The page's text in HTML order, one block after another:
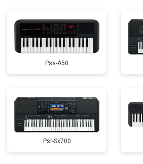
Pss-A50
Psr-Sx700